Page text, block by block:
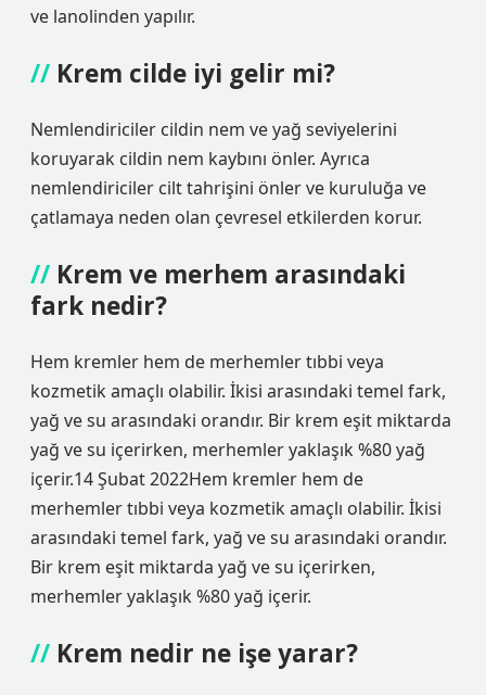
ve lanolinden yapılır.
Krem cilde iyi gelir mi?
Nemlendiriciler cildin nem ve yağ seviyelerini
koruyarak cildin nem kaybını önler. Ayrıca
nemlendiriciler cilt tahrişini önler ve kuruluğa ve
çatlamaya neden olan çevresel etkilerden korur.
Krem ve merhem arasındaki
fark nedir?
Hem kremler hem de merhemler tıbbi veya
kozmetik amaçlı olabilir. İkisi arasındaki temel fark,
yağ ve su arasındaki orandır. Bir krem ​​eşit miktarda
yağ ve su içerirken, merhemler yaklaşık %80 yağ
içerir.14 Şubat 2022Hem kremler hem de
merhemler tıbbi veya kozmetik amaçlı olabilir. İkisi
arasındaki temel fark, yağ ve su arasındaki orandır.
Bir krem ​​eşit miktarda yağ ve su içerirken,
merhemler yaklaşık %80 yağ içerir.
Krem nedir ne işe yarar?